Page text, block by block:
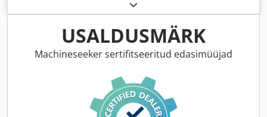
, kütuse tüüp:
kogumass:20 300 kg, töökaal:20 300 kg, tõstevõimsus:
16 000 kg/m, rehvi suurus: 10.000 . 20 , rehvi seisukord:
, Ehitusaasta:2019 , töötunnid:2 036 h, Varustus:
kliimaseade,
USALDUSMÄRK
Machineseeker sertifitseeritud edasimüüjad